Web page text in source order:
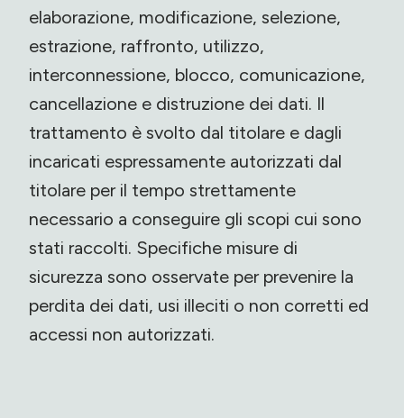
elaborazione, modificazione, selezione,
estrazione, raffronto, utilizzo,
interconnessione, blocco, comunicazione,
cancellazione e distruzione dei dati. Il
trattamento è svolto dal titolare e dagli
incaricati espressamente autorizzati dal
titolare per il tempo strettamente
necessario a conseguire gli scopi cui sono
stati raccolti. Specifiche misure di
sicurezza sono osservate per prevenire la
perdita dei dati, usi illeciti o non corretti ed
accessi non autorizzati.